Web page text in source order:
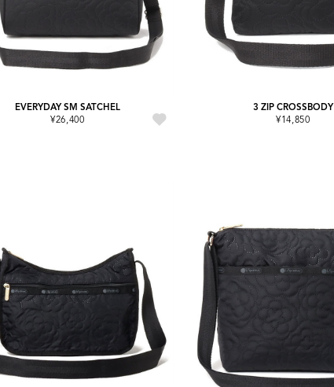
EVERYDAY SM SATCHEL
¥26,400
3 ZIP CROSSBODY
¥14,850